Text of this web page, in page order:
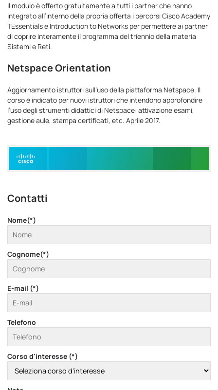
Il modulo è offerto gratuitamente a tutti i partner che hanno
integrato all’interno della propria offerta i percorsi Cisco Academy
TEssentials e Introduction to Networks per permettere ai partner
di coprire interamente il programma del triennio della materia
Sistemi e Reti.
Netspace Orientation
Aggiornamento istruttori sull’uso della piattaforma Netspace. Il
corso è indicato per nuovi istruttori che intendono approfondire
l’uso degli strumenti didattici di Netspace: attivazione esami,
gestione aule, stampa certificati, etc. Aprile 2017.
Contatti
Nome(*)
Cognome(*)
E-mail (*)
Telefono
Corso d'interesse (*)